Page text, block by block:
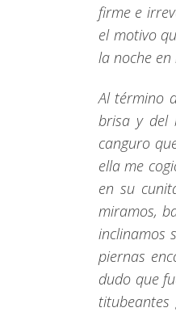
firme e
el motivo
la noche
Al término
brisa y del
canguro
ella me
en su
miramos,
inclinamos
piernas
dudo que